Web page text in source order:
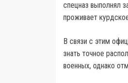
спецназ выполнял
проживает
В связи с этим
знать точное
военных, однако